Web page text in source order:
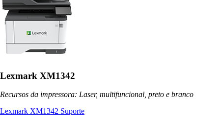
Lexmark XM1342
Recursos da impressora: Laser, multifuncional, preto e branco
Lexmark XM1342 Suporte